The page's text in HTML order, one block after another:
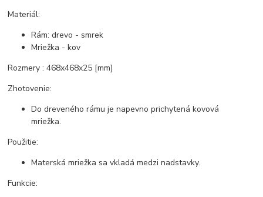
Materiál:
Rám: drevo - smrek
Mriežka - kov
Rozmery : 468x468x25 [mm]
Zhotovenie:
Do dreveného rámu je napevno prichytená kovová
mriežka.
Použitie:
Materská mriežka sa vkladá medzi nadstavky.
Funkcie: